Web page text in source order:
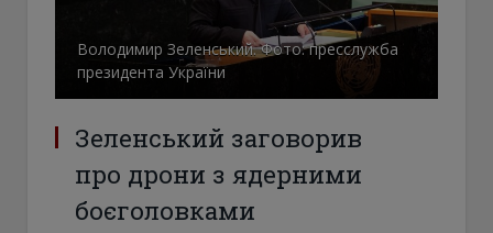
Володимир Зеленський. Фото: пресслужба
президента України
Зеленський заговорив
про дрони з ядерними
боєголовками